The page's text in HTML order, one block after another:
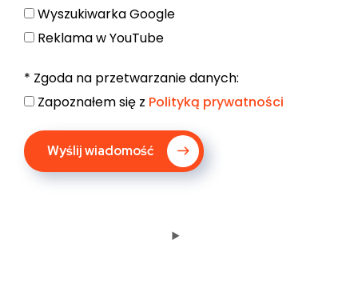
Wyszukiwarka Google
Reklama w YouTube
* Zgoda na przetwarzanie danych:
Zapoznałem się z Polityką prywatności
Wyślij wiadomość